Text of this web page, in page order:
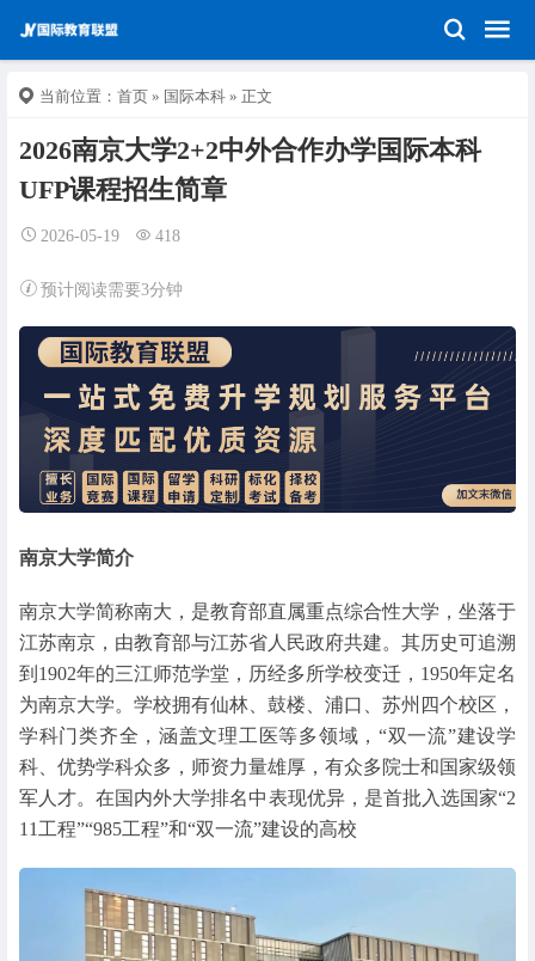
当前位置： 首页 » 国际本科 » 正文
2026南京大学2+2中外合作办学国际本科
UFP课程招生简章
2026-05-19 418
预计阅读需要3分钟
南京大学简介
南京大学简称南大，是教育部直属重点综合性大学，坐落于
江苏南京，由教育部与江苏省人民政府共建。其历史可追溯
到1902年的三江师范学堂，历经多所学校变迁，1950年定名
为南京大学。学校拥有仙林、鼓楼、浦口、苏州四个校区，
学科门类齐全，涵盖文理工医等多领域，“双一流”建设学
科、优势学科众多，师资力量雄厚，有众多院士和国家级领
军人才。在国内外大学排名中表现优异，是首批入选国家“2
11工程”“985工程”和“双一流”建设的高校